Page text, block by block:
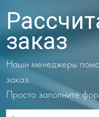
заказ
Наши менеджеры
заказ.
Просто заполните